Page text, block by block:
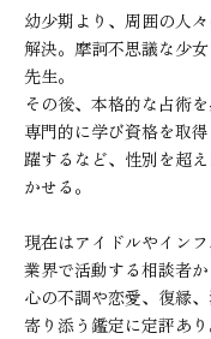
幼少期より、周囲の人
解決。摩訶不思議な少
先生。
その後、本格的な占術
専門的に学び資格を取
躍するなど、性別を超
かせる。
現在はアイドルやイン
業界で活動する相談者
心の不調や恋愛、復縁
寄り添う鑑定に定評あり